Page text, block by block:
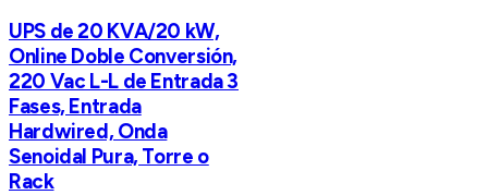
UPS de 20 KVA/20 kW,
Online Doble Conversión,
220 Vac L-L de Entrada 3
Fases, Entrada
Hardwired, Onda
Senoidal Pura, Torre o
Rack